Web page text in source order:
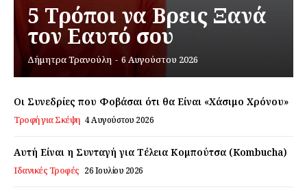
Εγγραφείτε τώρα!
Daily Food
Σχετικά με εμάς
Αποποίηση Ευθυνών
5 Τρόποι να Βρεις Ξανά
τον Εαυτό σου
Δήμητρα Τρανούλη - 6 Αυγούστου 2026
Οι Συνεδρίες που Φοβάσαι ότι θα Είναι «Χάσιμο Χρόνου»
Τροφή για Σκέψη 4 Αυγούστου 2026
Αυτή Είναι η Συνταγή για Τέλεια Κομπούτσα (Kombucha)
Ιδανικές Τροφές 26 Ιουλίου 2026